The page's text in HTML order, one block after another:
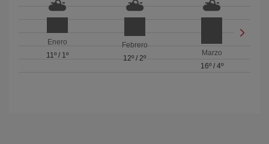
Enero
11º/ 1º
Febrero
12º / 2º
Marzo
16º/ 4º